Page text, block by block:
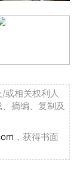
或相关权利人
摘编、复制及
，获得书面